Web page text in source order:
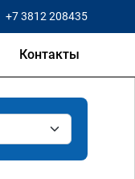
+7 3812 208435
Контакты